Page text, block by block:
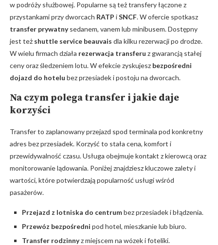
w podróży służbowej. Popularne są też transfery łączone z
przystankami przy dworcach RATP iSNCF. W ofercie spotkasz
transfer prywatnysedanem, vanem lub minibusem. Dostępny
jest też shuttle service beauvais dla kilku rezerwacji po drodze.
W wielu firmach działa rezerwacja transferu z gwarancją stałej
ceny oraz śledzeniem lotu. W efekcie zyskujesz bezpośredni
dojazd do hotelu bez przesiadek i postoju na dworcach.
Na czym polega transfer i jakie daje
korzyści
Transfer to zaplanowany przejazd spod terminala pod konkretny
adres bez przesiadek. Korzyść to stała cena, komfort i
przewidywalność czasu. Usługa obejmuje kontakt z kierowcą oraz
monitorowanie lądowania. Poniżej znajdziesz kluczowe zalety i
wartości, które potwierdzają popularność usługi wśród
pasażerów.
Przejazd z lotniska do centrumbez przesiadek i błądzenia.
Przewóz bezpośredni pod hotel, mieszkanie lub biuro.
Transfer rodzinnyz miejscem na wózek i foteliki.